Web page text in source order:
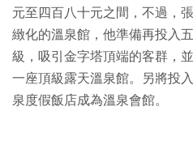
元至四百八十元之間，不過，
緻化的溫泉館，他準備再投入
級，吸引金字塔頂端的客群，
一座頂級露天溫泉館。另將投
泉度假飯店成為溫泉會館。